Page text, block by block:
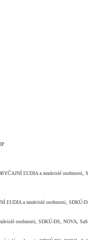
ĽUDIA a nezávislé osobnosti,
ĽUDIA a nezávislé osobnosti, SDKÚ-
osobnosti, SDKÚ-DS, NOVA,